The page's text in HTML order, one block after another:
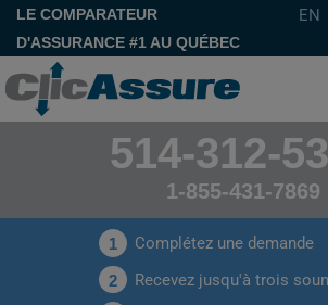
LE COMPARATEUR
D'ASSURANCE #1 AU QUÉBEC
EN
514-312-
1-855-431-7869
1 Complétez une demande
2 Recevez jusqu'à trois